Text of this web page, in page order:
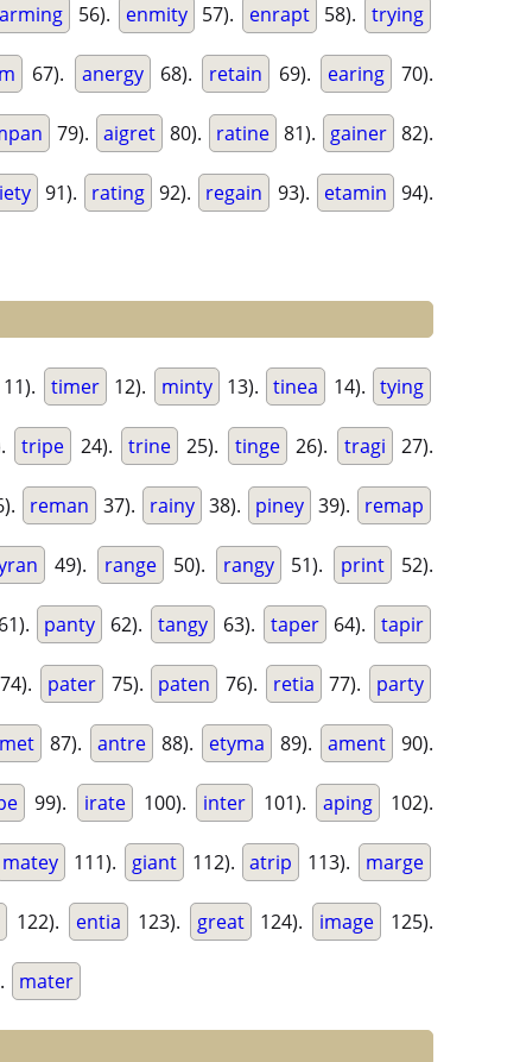
arming 56). enmity 57). enrapt 58). trying
67). anergy 68). retain 69). earing 70).
79). aigret 80). ratine 81). gainer 82).
91). rating 92). regain 93). etamin 94).
11). timer 12). minty 13). tinea 14). tying
tripe 24). trine 25). tinge 26). tragi 27).
reman 37). rainy 38). piney 39). remap
49). range 50). rangy 51). print 52).
61). panty 62). tangy 63). taper 64). tapir
74). pater 75). paten 76). retia 77). party
87). antre 88). etyma 89). ament 90).
99). irate 100). inter 101). aping 102).
matey 111). giant 112). atrip 113). marge
122). entia 123). great 124). image 125).
mater